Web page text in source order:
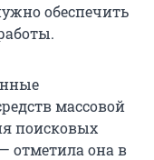
обеспечить
массовой
поисковых
отметила она в